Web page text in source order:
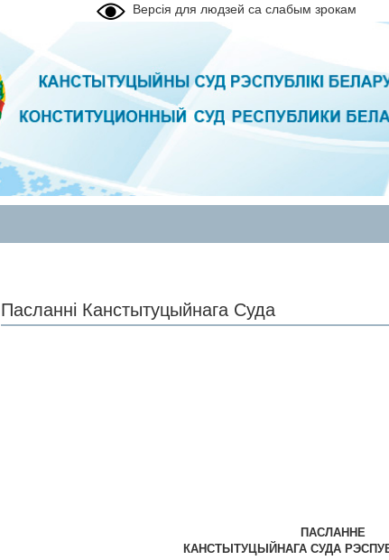
Версія для людзей са слабым зрокам
Пасланнi Канстытуцыйнага Суда
ПАСЛАННЕ
КАНСТЫТУЦЫЙНАГА СУДА